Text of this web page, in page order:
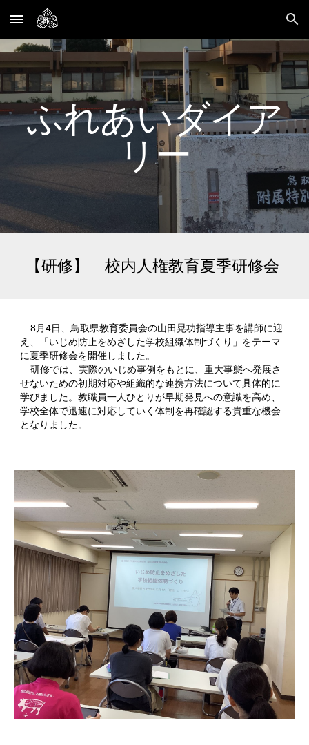
Skip to main content Skip to navigation
ふれあいダイア
リー
【研修】 校内人権教育夏季研修会
8月4日、鳥取県教育委員会の山田晃功指導主事を講師に迎
え、「いじめ防止をめざした学校組織体制づくり」をテーマ
に夏季研修会を開催しました。
研修では、実際のいじめ事例をもとに、重大事態へ発展さ
せないための初期対応や組織的な連携方法について具体的に
学びました。教職員一人ひとりが早期発見への意識を高め、
学校全体で迅速に対応していく体制を再確認する貴重な機会
となりました。